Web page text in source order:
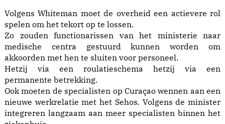
Volgens Whiteman moet de overheid een actievere rol
spelen om het tekort op te lossen.
Zo zouden functionarissen van het ministerie naar
medische centra gestuurd kunnen worden om
akkoorden met hen te sluiten voor personeel.
Hetzij via een roulatieschema hetzij via een
permanente betrekking.
Ook moeten de specialisten op Curaçao wennen aan een
nieuwe werkrelatie met het Sehos. Volgens de minister
integreren langzaam aan meer specialisten binnen het